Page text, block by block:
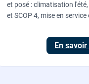
et posé : climatisation
et SCOP 4, mise en
En